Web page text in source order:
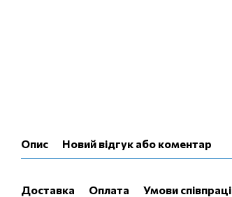
Опис Новий відгук або коментар
Доставка Оплата Умови співпраці